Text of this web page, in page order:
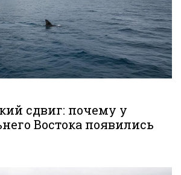
сдвиг: почему у
Востока появились